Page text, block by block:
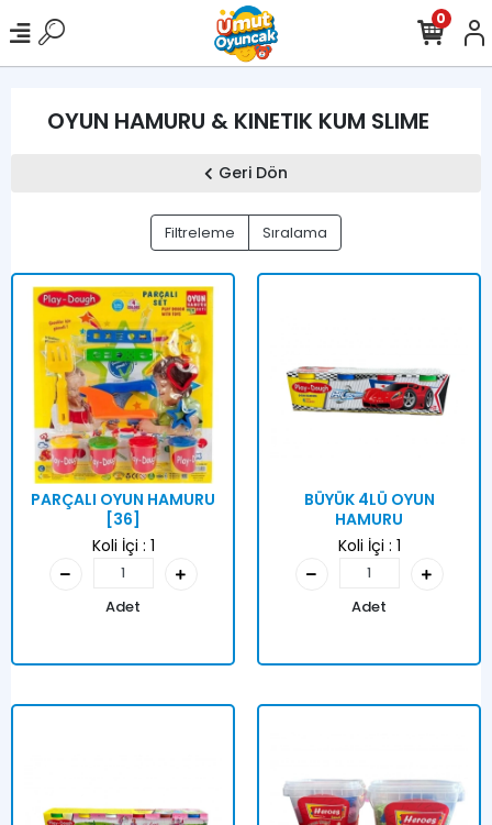
0
OYUN HAMURU & KINETIK KUM SLIME
Geri Dön
Filtreleme Sıralama
PARÇALI OYUN HAMURU
[36]
Koli İçi : 1
Adet
BÜYÜK 4LÜ OYUN
HAMURU
Koli İçi : 1
Adet